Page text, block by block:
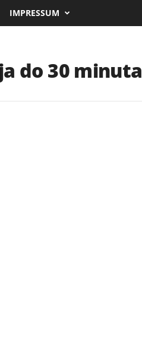
IMPRESSUM
do 30 minuta